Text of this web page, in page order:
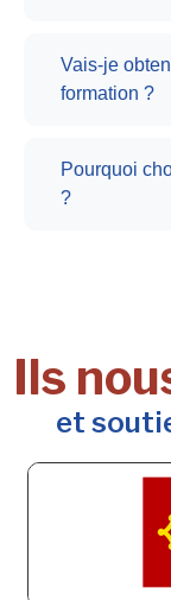
Vais-je
formation ?
Pourquoi
?
Ils
et